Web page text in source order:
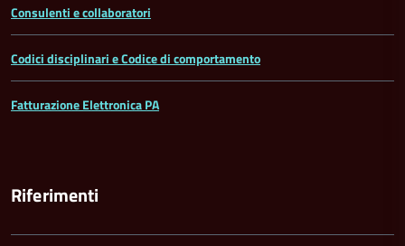
Consulenti e collaboratori
Codici disciplinari e Codice di comportamento
Fatturazione Elettronica PA
Riferimenti